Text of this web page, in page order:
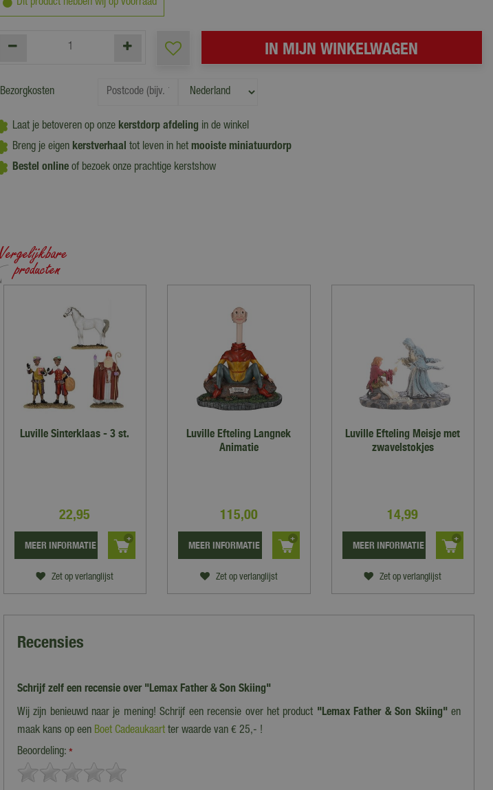
Dit product hebben wij op voorraad
Bezorgkosten
Laat je betoveren op onze kerstdorp afdeling in de winkel
Breng je eigen kerstverhaal tot leven in het mooiste miniatuurdorp
Bestel online of bezoek onze prachtige kerstshow
Luville Sinterklaas - 3 st.
22,95
Zet op verlanglijst
MEER INFORMATIE
Luville Efteling Langnek
Animatie
115,00
Zet op verlanglijst
MEER INFORMATIE
Luville Efteling Meisje met
zwavelstokjes
14,99
Zet op verlanglijst
MEER INFORMATIE
Recensies
Schrijf zelf een recensie over "Lemax Father & Son Skiing"
Wij zijn benieuwd naar je mening! Schrijf een recensie over het product "Lemax Father & Son Skiing"en
maak kans op een Boet Cadeaukaartter waarde van € 25,- !
Beoordeling: *